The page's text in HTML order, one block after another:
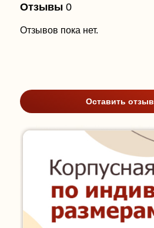
Отзывы 0
Отзывов пока нет.
Оставить отзыв